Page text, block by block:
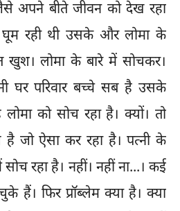
अपने बीते जीवन को देख रहा
घूम रही थी उसके और लोमा के
लोमा के बारे में सोचकर।
घर परिवार बच्चे सब है उसके
को सोच रहा है। क्यों। तो
जो ऐसा कर रहा है। पत्नी के
रहा है। नहीं। नहीं ना...। कई
हैं। फिर प्रॉब्लेम क्या है। क्या